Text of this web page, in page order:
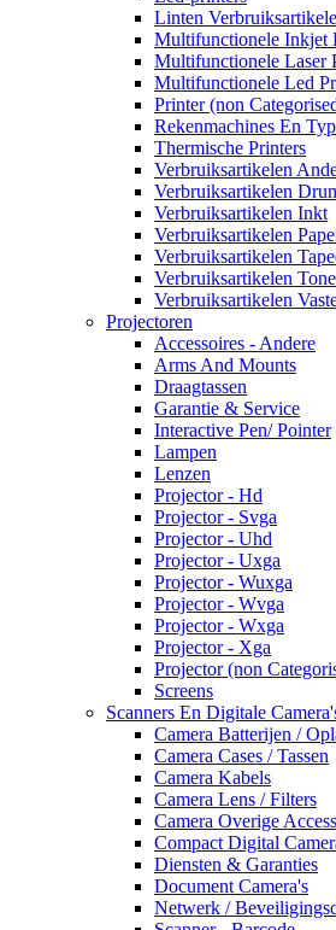
Linten
Multifunctionele Inkjet
Multifunctionele Laser
Multifunctionele Led
Printer (non
Rekenmachines En
Thermische Printers
Verbruiksartikelen
Verbruiksartikelen
Verbruiksartikelen Inkt
Verbruiksartikelen
Verbruiksartikelen
Verbruiksartikelen
Verbruiksartikelen
Projectoren
Accessoires - Andere
Arms And Mounts
Draagtassen
Garantie & Service
Interactive Pen/ Pointer
Lampen
Lenzen
Projector - Hd
Projector - Svga
Projector - Uhd
Projector - Uxga
Projector - Wuxga
Projector - Wvga
Projector - Wxga
Projector - Xga
Projector (non
Screens
Scanners En Digitale
Camera Batterijen /
Camera Cases / Tassen
Camera Kabels
Camera Lens / Filters
Camera Overige
Compact Digital
Diensten & Garanties
Document Camera's
Netwerk /